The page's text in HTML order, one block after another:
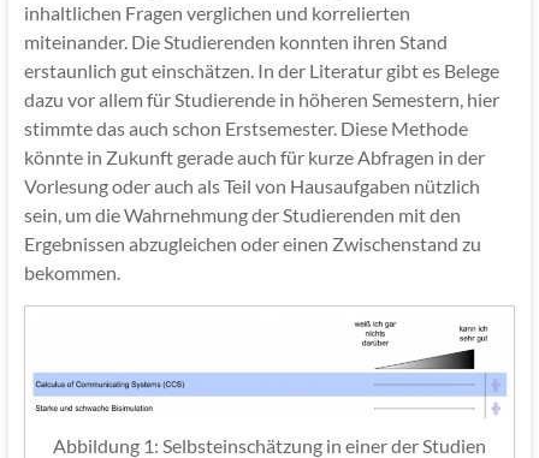
inhaltlichen Fragen verglichen und korrelierten
miteinander. Die Studierenden konnten ihren Stand
erstaunlich gut einschätzen. In der Literatur gibt es Belege
dazu vor allem für Studierende in höheren Semestern, hier
stimmte das auch schon Erstsemester. Diese Methode
könnte in Zukunft gerade auch für kurze Abfragen in der
Vorlesung oder auch als Teil von Hausaufgaben nützlich
sein, um die Wahrnehmung der Studierenden mit den
Ergebnissen abzugleichen oder einen Zwischenstand zu
bekommen.
Abbildung 1: Selbsteinschätzung in einer der Studien